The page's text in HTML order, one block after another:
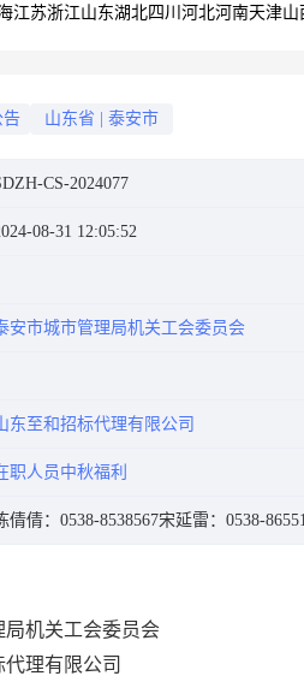
江苏浙江山东湖北四川 河北河南天津山
告 山东省 泰安市
CS-2024077
08-31 12:05:52
安市城市管理局机关工会委员会
东至和招标代理有限公司
职人员中秋福利
倩倩：0538-8538567宋延雷：0538-
机关工会委员会
理有限公司